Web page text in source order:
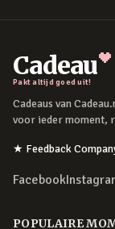
Cadeau
Pakt altijd goed uit!
Cadeaus van
voor ieder moment,
★ Feedback
Facebook
POPULAIRE